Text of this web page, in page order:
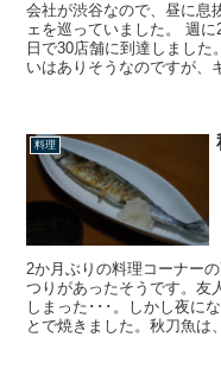
会社が渋谷なので、昼に息
ェを巡っていました。 週
日で30店舗に到達しまし
いはありそうなのですが、
料理
2か月ぶりの料理コーナー
つりがあったそうです。友
しまった･･･。しかし夜に
とで焼きました。秋刀魚は